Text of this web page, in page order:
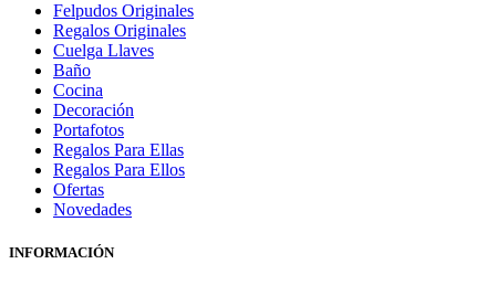
Felpudos Originales
Regalos Originales
Cuelga Llaves
Baño
Cocina
Decoración
Portafotos
Regalos Para Ellas
Regalos Para Ellos
Ofertas
Novedades
INFORMACIÓN